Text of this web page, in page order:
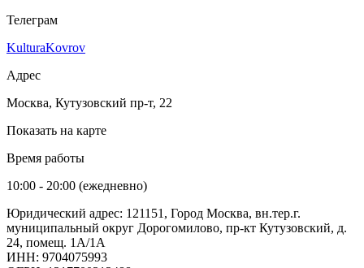
Телеграм
KulturaKovrov
Адрес
Москва, Кутузовский пр-т, 22
Показать на карте
Время работы
10:00 - 20:00 (ежедневно)
Юридический адрес: 121151, Город Москва, вн.тер.г.
муниципальный округ Дорогомилово, пр-кт Кутузовский, д.
24, помещ. 1А/1А
ИНН: 9704075993